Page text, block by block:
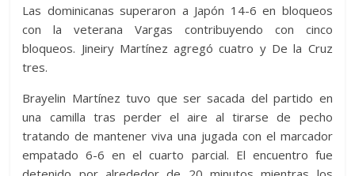
Las dominicanas superaron a Japón 14-6 en bloqueos
con la veterana Vargas contribuyendo con cinco
bloqueos. Jineiry Martínez agregó cuatro y De la Cruz
tres.
Brayelin Martínez tuvo que ser sacada del partido en
una camilla tras perder el aire al tirarse de pecho
tratando de mantener viva una jugada con el marcador
empatado 6-6 en el cuarto parcial. El encuentro fue